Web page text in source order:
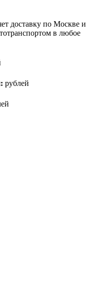
доставку по Москве и
в любое
рублей